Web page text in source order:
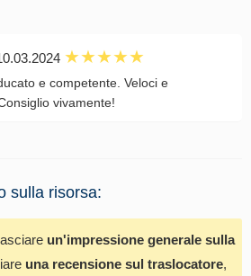
e competente. Veloci e
vivamente!
sulla risorsa:
un'impressione generale sulla
una recensione sul traslocatore,